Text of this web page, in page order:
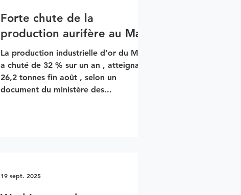
Forte chute de la
production aurifère au Mali
La production industrielle d’or du Mali
a chuté de 32 % sur un an , atteignant
26,2 tonnes fin août , selon un
document du ministère des...
19 sept. 2025